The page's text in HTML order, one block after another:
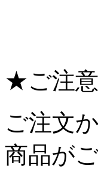
★ご注
ご注文
商品が